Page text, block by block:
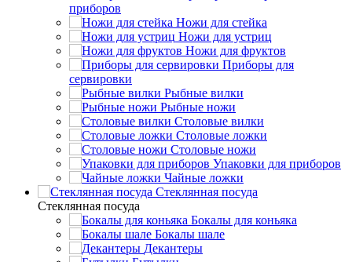
приборов
Ножи для стейка
Ножи для устриц
Ножи для фруктов
Приборы для
сервировки
Рыбные вилки
Рыбные ножи
Столовые вилки
Столовые ложки
Столовые ножи
Упаковки для приборов
Чайные ложки
Стеклянная посуда
Стеклянная посуда
Бокалы для коньяка
Бокалы шале
Декантеры